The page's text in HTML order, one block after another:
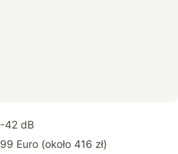
-42 dB
99 Euro (około 416 zł)